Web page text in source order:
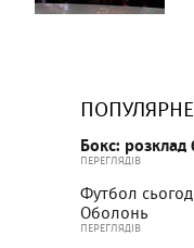
Бокс: розклад
ПЕРЕГЛЯДІВ
Футбол
Оболонь
ПЕРЕГЛЯДІВ